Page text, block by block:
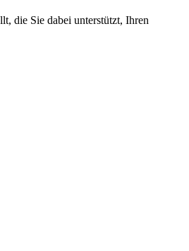
die Sie dabei unterstützt, Ihren